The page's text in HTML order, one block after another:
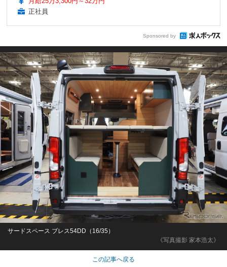
正社員
Sponsored by
《写真撮影 家本浩太》
サードスペース ブレス54DD（16/35）
この記事へ戻る